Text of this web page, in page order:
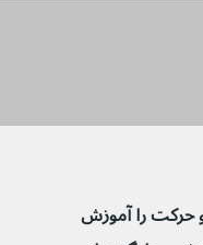
حرکت را آموزش